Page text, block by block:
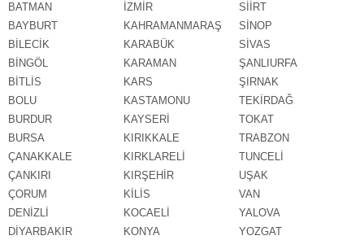
BATMAN
BAYBURT
BİLECİK
BİNGÖL
BİTLİS
BOLU
BURDUR
BURSA
ÇANAKKALE
ÇANKIRI
ÇORUM
DENİZLİ
DİYARBAKIR
İZMİR
KAHRAMANMARAŞ
KARABÜK
KARAMAN
KARS
KASTAMONU
KAYSERİ
KIRIKKALE
KIRKLARELİ
KIRŞEHİR
KİLİS
KOCAELİ
KONYA
SİİRT
SİNOP
SİVAS
ŞANLIURFA
ŞIRNAK
TEKİRDAĞ
TOKAT
TRABZON
TUNCELİ
UŞAK
VAN
YALOVA
YOZGAT